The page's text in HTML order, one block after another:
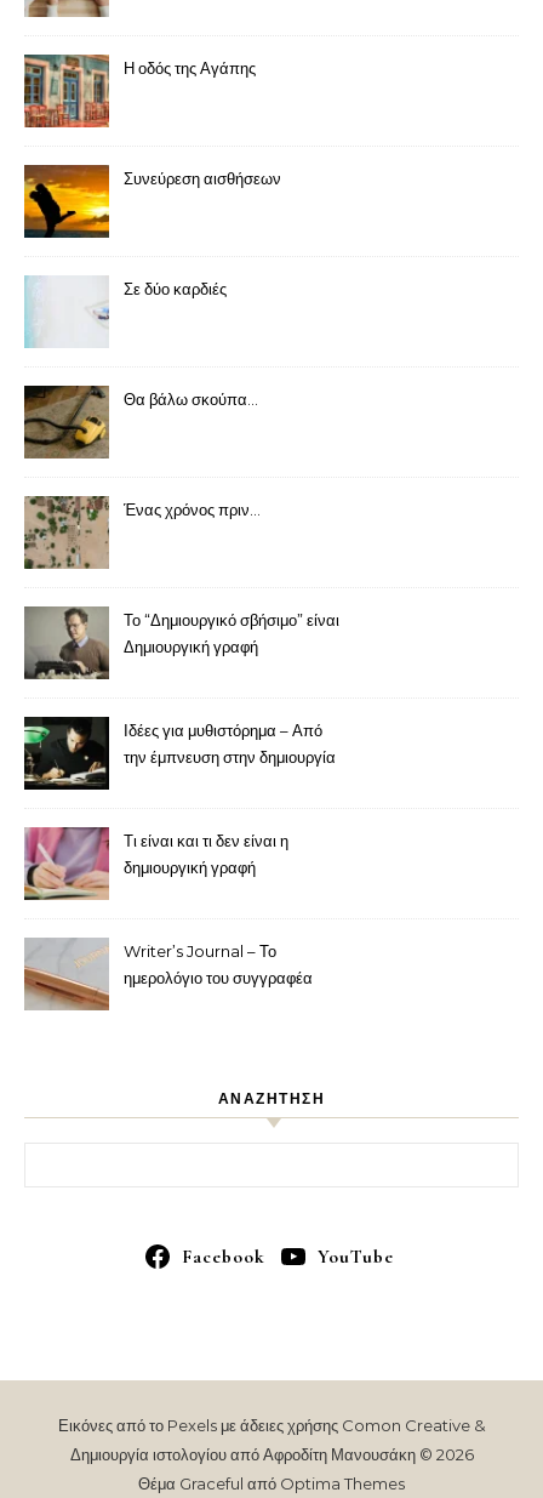
Η οδός της Αγάπης
Συνεύρεση αισθήσεων
Σε δύο καρδιές
Θα βάλω σκούπα…
Ένας χρόνος πριν…
Το “Δημιουργικό σβήσιμο” είναι
Δημιουργική γραφή
Ιδέες για μυθιστόρημα – Από
την έμπνευση στην δημιουργία
Τι είναι και τι δεν είναι η
δημιουργική γραφή
Writer’s Journal – Το
ημερολόγιο του συγγραφέα
ΑΝΑΖΗΤΗΣΗ
Facebook YouTube
Εικόνες από το Pexels με άδειες χρήσης Comon Creative &
Δημιουργία ιστολογίου από Αφροδίτη Μανουσάκη © 2026
Θέμα Graceful από Optima Themes